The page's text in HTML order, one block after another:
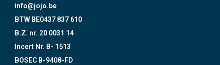
info@jojo.be
BTW BE0437 837 610
B.Z. nr. 20 0031 14
Incert Nr. B- 1513
BOSEC B-9408-FD